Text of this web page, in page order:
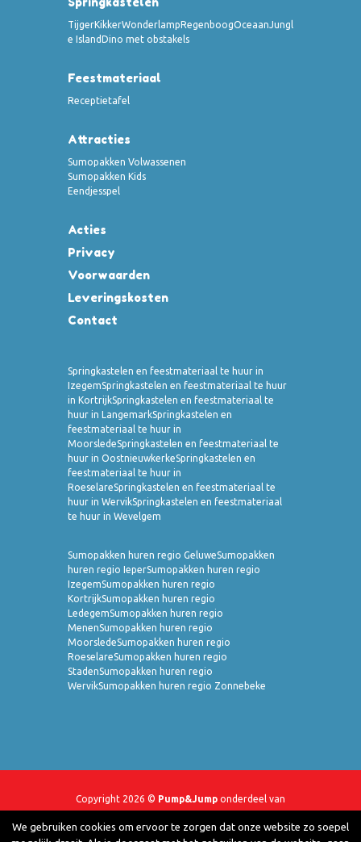
TijgerKikkerWonderlampRegenboogOceaanJungl
e IslandDino met obstakels
Feestmateriaal
Receptietafel
Attracties
Sumopakken Volwassenen
Sumopakken Kids
Eendjesspel
Acties
Privacy
Voorwaarden
Leveringskosten
Contact
Springkastelen en feestmateriaal te huur in
IzegemSpringkastelen en feestmateriaal te huur
in KortrijkSpringkastelen en feestmateriaal te
huur in LangemarkSpringkastelen en
feestmateriaal te huur in
MoorsledeSpringkastelen en feestmateriaal te
huur in OostnieuwkerkeSpringkastelen en
feestmateriaal te huur in
RoeselareSpringkastelen en feestmateriaal te
huur in WervikSpringkastelen en feestmateriaal
te huur in Wevelgem
Sumopakken huren regio GeluweSumopakken
huren regio IeperSumopakken huren regio
IzegemSumopakken huren regio
KortrijkSumopakken huren regio
LedegemSumopakken huren regio
MenenSumopakken huren regio
MoorsledeSumopakken huren regio
RoeselareSumopakken huren regio
StadenSumopakken huren regio
WervikSumopakken huren regio Zonnebeke
Copyright 2026 © Pump&Jump onderdeel van
JeHo-Projects BV - Webshop doorYMOW -
We gebruiken cookies om ervoor te zorgen dat onze website zo soepel